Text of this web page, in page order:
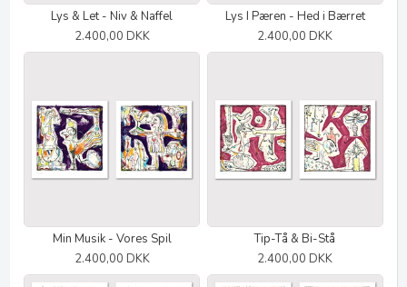
Lys & Let - Niv & Naffel
2.400,00 DKK
Lys I Pæren - Hed i Bærret
2.400,00 DKK
Min Musik - Vores Spil
2.400,00 DKK
Tip-Tå & Bi-Stå
2.400,00 DKK